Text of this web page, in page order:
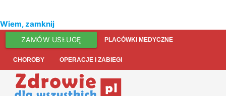
Wiem, zamknij
ZAMÓW USŁUGĘ PLACÓWKI MEDYCZNE
CHOROBY OPERACJE I ZABIEGI